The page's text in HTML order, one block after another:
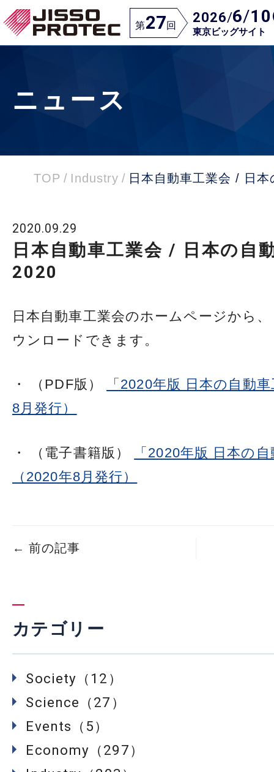
第27回 2026/6/10
東京ビッグサイト
ニュース
TOP / Industry / 日本自動車工業会 / 日
2020.09.29
日本自動車工業会 / 日本の自
2020
日本自動車工業会のホームページから
ウンロードできます。
・ （PDF版）
「2020年版 日本の自動
8月発行）
・ （電子書籍版）
「2020年版 日本の
（2020年8月発行）
← 前の記事
カテゴリー
Society（12）
Science（27）
Events（5）
Economy（297）